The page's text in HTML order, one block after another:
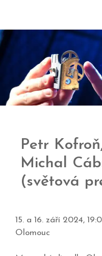
Petr
Michal
(světová
15. a 16. září 2024,
Olomouc